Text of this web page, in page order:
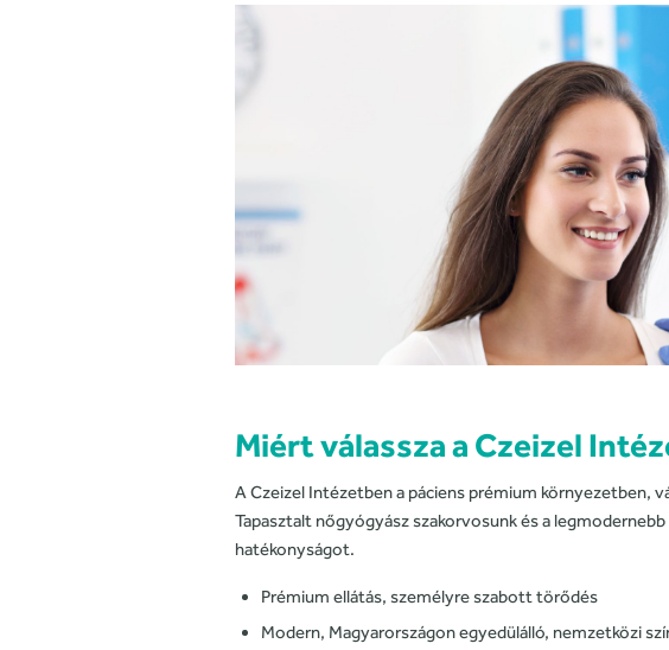
Miért válassza a Czeizel
A Czeizel Intézetben a páciens prémium környezetben,
Tapasztalt nőgyógyász szakorvosunk és a
hatékonyságot.
Prémium ellátás, személyre szabott törődés
Modern, Magyarországon egyedülálló, nemzetközi